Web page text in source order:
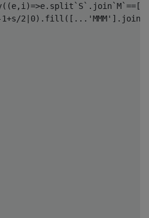
((e, i )=>e. split ` S`. join `M
1+s/2 0). fill ([... 'MMM' ]. join